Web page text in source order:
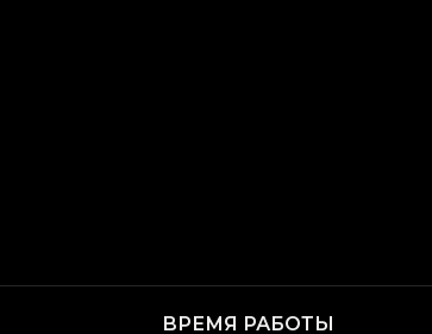
ВРЕМЯ РАБОТЫ